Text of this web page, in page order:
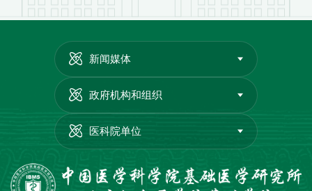
新闻媒体
政府机构和组织
医科院单位